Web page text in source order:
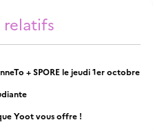
+ SPORE le jeudi 1er octobre
Yoot vous offre !